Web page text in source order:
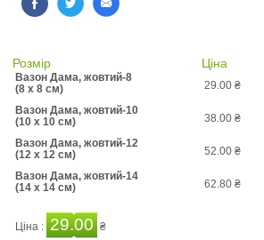
Розмір Ціна
Вазон Дама, жовтий-8
(8 x 8 см)
29.00 ₴
Вазон Дама, жовтий-10
(10 x 10 см)
38.00 ₴
Вазон Дама, жовтий-12
(12 x 12 см)
52.00 ₴
Вазон Дама, жовтий-14
(14 x 14 см)
62.80 ₴
Ціна : 29.00 ₴